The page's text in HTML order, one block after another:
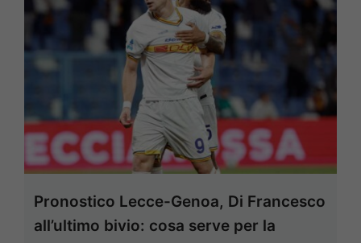
Pronostico Lecce-Genoa, Di Francesco
all’ultimo bivio: cosa serve per la